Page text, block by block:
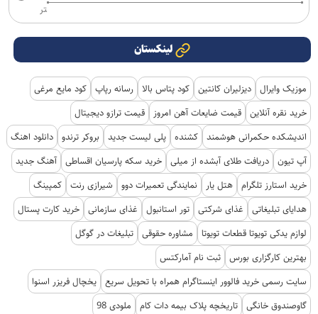
تر
لینکستان
موزیک وایرال دیزلیران کانتین کود پتاس بالا رسانه رپاپ کود مایع مرغی
خرید نقره آنلاین قیمت ضایعات آهن امروز
قیمت ترازو دیجیتال
اندیشکده حکمرانی هوشمند کشنده پلی لیست جدید بروکر ترندو دانلود اهنگ
آپ تیون دریافت طلای آبشده از میلی خرید سکه پارسیان اقساطی آهنگ جدید
خرید استارز تلگرام هتل یار نمایندگی تعمیرات دوو شیرازی رنت کمپینگ
هدایای تبلیغاتی
غذای شرکتی تور استانبول غذای سازمانی خرید کارت پستال
لوازم یدکی تویوتا قطعات تویوتا
مشاوره حقوقی تبلیغات در گوگل
بهترین کارگزاری بورس ثبت نام آمارکتس
سایت رسمی خرید فالوور اینستاگرام همراه با تحویل سریع یخچال فریزر اسنوا
گاوصندوق خانگی تاریخچه پلاک بیمه دات کام ملودی 98